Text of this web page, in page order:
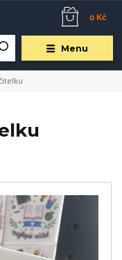
Menu
0 Kč